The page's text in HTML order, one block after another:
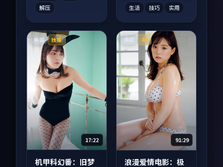
解压
生活 技巧 实用
美国 独播
17:22
机甲科幻番：旧梦
美国 4K
91:29
浪漫爱情电影：极